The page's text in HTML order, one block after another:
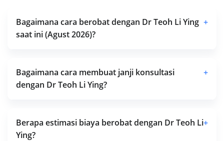
Bagaimana cara berobat dengan Dr Teoh Li Ying
saat ini (Agust 2026)?
+
Bagaimana cara membuat janji konsultasi
dengan Dr Teoh Li Ying?
+
Berapa estimasi biaya berobat dengan Dr Teoh Li
Ying?
+